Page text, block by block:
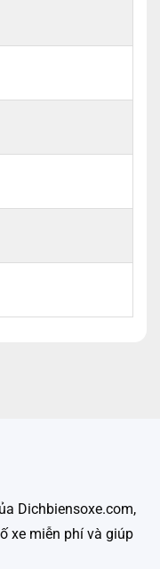
Dichbiensoxe.com,
xe miễn phí và giúp